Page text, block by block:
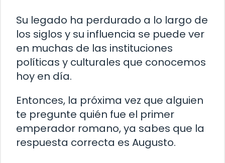
Su legado ha perdurado a lo largo de
los siglos y su influencia se puede ver
en muchas de las instituciones
políticas y culturales que conocemos
hoy en día.
Entonces, la próxima vez que alguien
te pregunte quién fue el primer
emperador romano, ya sabes que la
respuesta correcta es Augusto.